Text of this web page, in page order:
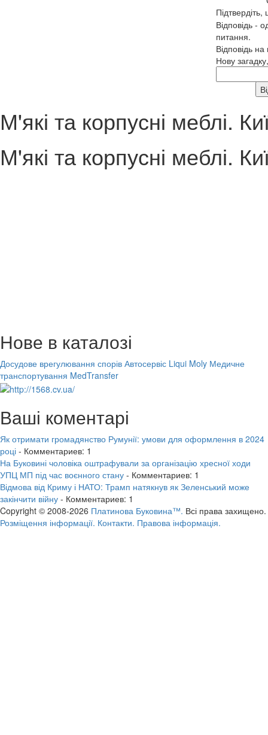
Відповідь -
питання.
Відповідь
Нову
М'які та корпусні меблі.
М'які та корпусні меблі.
Нове в каталозі
Досудове врегулювання спорів Автосервіс Liqui Moly Медичне
транспортування MedTransfer
Ваші коментарі
Як отримати громадянство Румунії: умови для оформлення в 2024
році - Комментариев: 1
На Буковині чоловіка оштрафували за організацію хресної ходи
УПЦ МП під час воєнного стану - Комментариев: 1
Відмова від Криму і НАТО: Трамп натякнув як Зеленський може
закінчити війну - Комментариев: 1
Copyright © 2008-2026 Платинова Буковина™. Всі права захищено.
Розміщення інформації. Контакти. Правова інформація.